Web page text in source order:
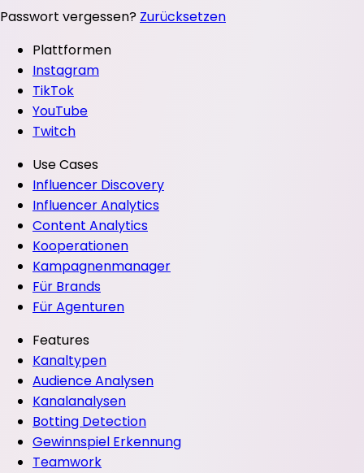
Passwort vergessen? Zurücksetzen
Plattformen
Instagram
TikTok
YouTube
Twitch
Use Cases
Influencer Discovery
Influencer Analytics
Content Analytics
Kooperationen
Kampagnenmanager
Für Brands
Für Agenturen
Features
Kanaltypen
Audience Analysen
Kanalanalysen
Botting Detection
Gewinnspiel Erkennung
Teamwork